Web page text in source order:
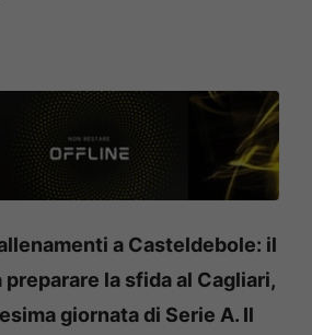
a Casteldebole: il
preparare la sfida al Cagliari,
giornata di Serie A. Il